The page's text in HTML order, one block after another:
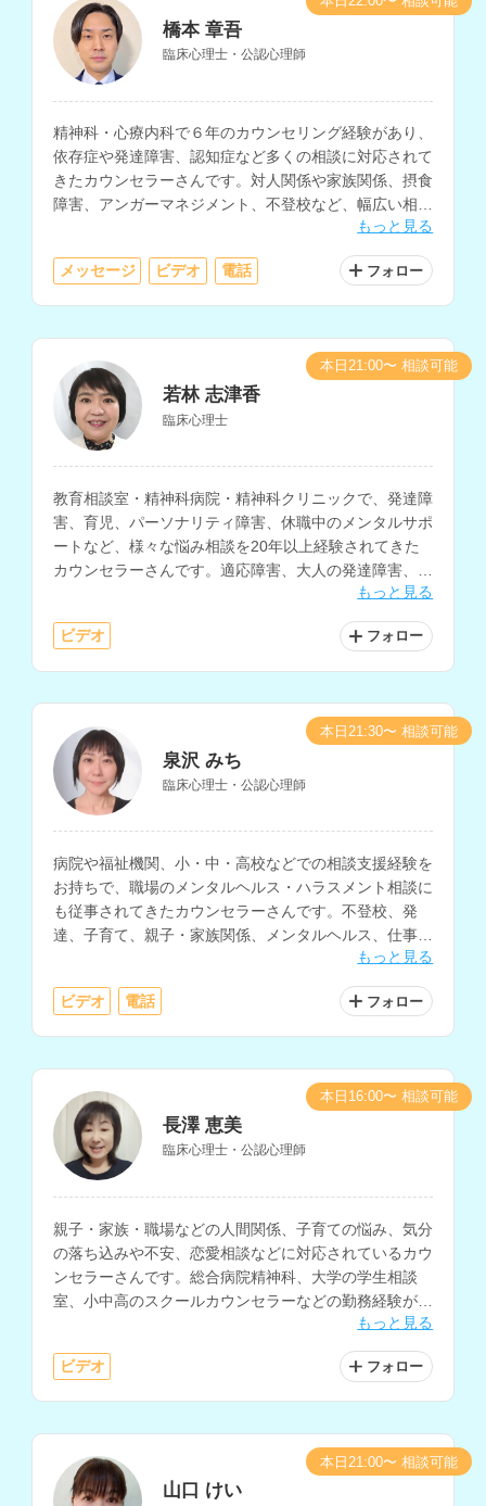
橋本 章吾
臨床心理士・公認心理師
精神科・心療内科で６年のカウンセリング経験があり、
依存症や発達障害、認知症など多くの相談に対応されて
きたカウンセラーさんです。対人関係や家族関係、摂食
障害、アンガーマネジメント、不登校など、幅広い相談
もっと見る
メッセージ ビデオ 電話 フォロー
若林 志津香
臨床心理士
教育相談室・精神科病院・精神科クリニックで、発達障
害、育児、パーソナリティ障害、休職中のメンタルサポ
ートなど、様々な悩み相談を20年以上経験されてきた
カウンセラーさんです。適応障害、大人の発達障害、愛
着障害、子どもの問題行動、不登校の相談も得意とされ
もっと見る
ビデオ フォロー
本日21:00〜 相談可能
泉沢 みち
臨床心理士・公認心理師
病院や福祉機関、小・中・高校などでの相談支援経験を
お持ちで、職場のメンタルヘルス・ハラスメント相談に
も従事されてきたカウンセラーさんです。不登校、発
達、子育て、親子・家族関係、メンタルヘルス、仕事関
係、職場の人間関係など、幅広い相談内容に対応されて
います。
もっと見る
ビデオ 電話 フォロー
本日21:30〜 相談可能
長澤 恵美
臨床心理士・公認心理師
親子・家族・職場などの人間関係、子育ての悩み、気分
の落ち込みや不安、恋愛相談などに対応されているカウ
ンセラーさんです。総合病院精神科、大学の学生相談
室、小中高のスクールカウンセラーなどの勤務経験があ
り、子育てスキルやストレスマネジメントの技法を豊富
もっと見る
ビデオ フォロー
本日16:00〜 相談可能
山口 けい
本日21:00〜 相談可能